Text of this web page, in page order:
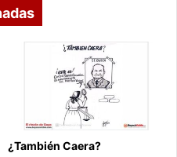
¿También Caera?